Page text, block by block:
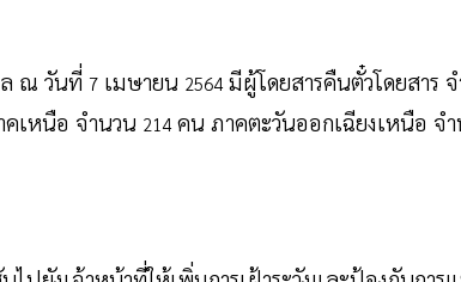
ณ วันที่ 7 เมษายน 2564 มีผู้โดยสารคืนตั๋วโดยสาร
เหนือ จำนวน 214 คน ภาคตะวันออกเฉียงเหนือ จ